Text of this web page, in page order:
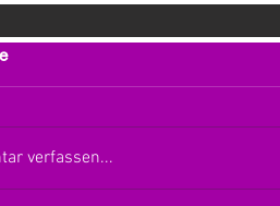
verfassen...